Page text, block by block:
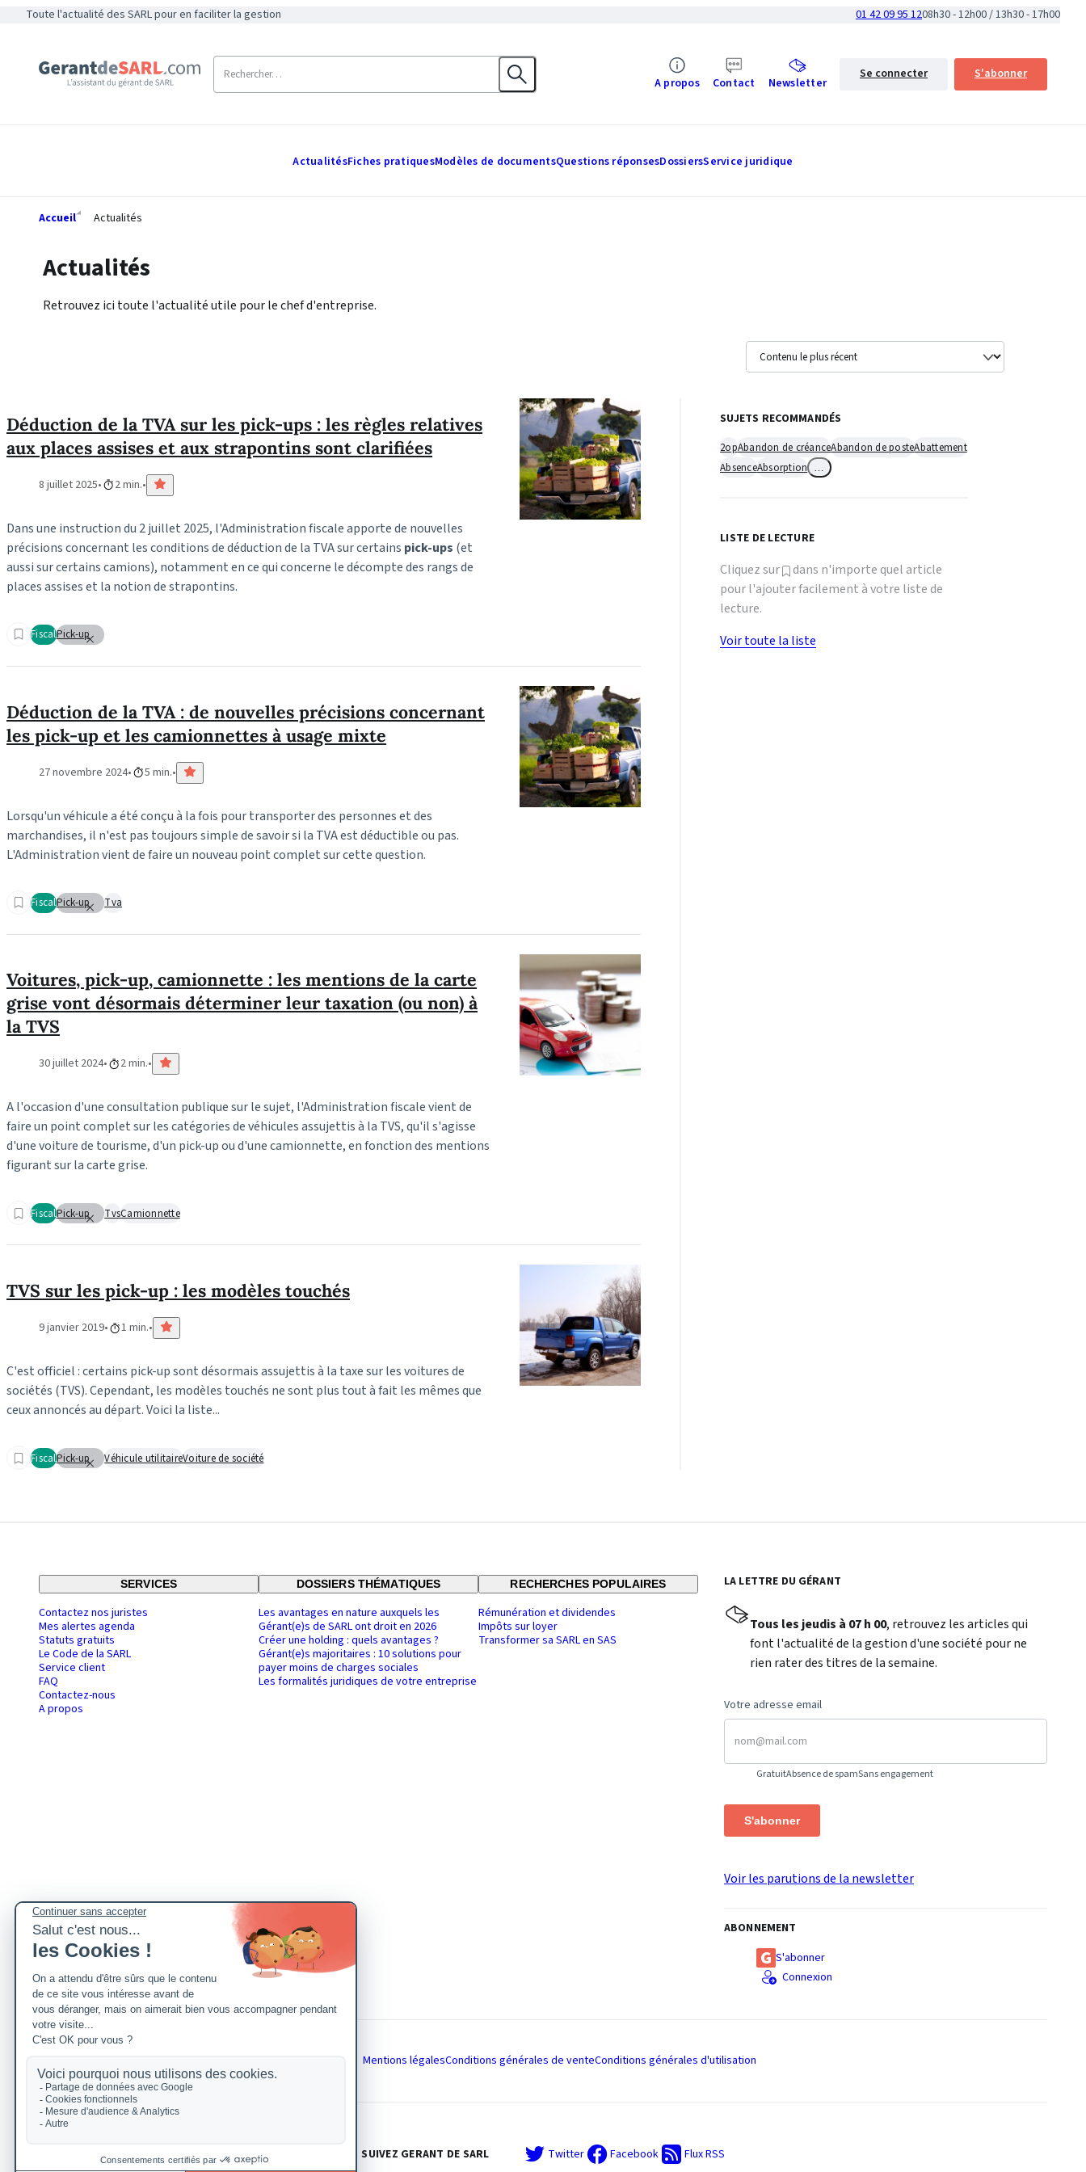
Toute l'actualité des SARL pour en faciliter la gestion 01 42 09 95 1208h30 - 12h00 / 13h30 - 17h00
A propos Contact Newsletter
Se connecter S'abonner
ActualitésFiches pratiquesModèles de documentsQuestions réponsesDossiersService juridique
Accueil Actualités
Actualités
Retrouvez ici toute l'actualité utile pour le chef d'entreprise.
Déduction de la TVA sur les pick-ups : les règles relatives
aux places assises et aux strapontins sont clarifiées
8 juillet 2025 2 min.
Dans une instruction du 2 juillet 2025, l'Administration fiscale apporte de nouvelles
précisions concernant les conditions de déduction de la TVA sur certains pick-ups (et
aussi sur certains camions), notamment en ce qui concerne le décompte des rangs de
places assises et la notion de strapontins.
FiscalPick-up
Déduction de la TVA : de nouvelles précisions concernant
les pick-up et les camionnettes à usage mixte
27 novembre 2024 5 min.
Lorsqu'un véhicule a été conçu à la fois pour transporter des personnes et des
marchandises, il n'est pas toujours simple de savoir si la TVA est déductible ou pas.
L'Administration vient de faire un nouveau point complet sur cette question.
FiscalPick-up Tva
Voitures, pick-up, camionnette : les mentions de la carte
grise vont désormais déterminer leur taxation (ou non) à
la TVS
30 juillet 2024 2 min.
A l'occasion d'une consultation publique sur le sujet, l'Administration fiscale vient de
faire un point complet sur les catégories de véhicules assujettis à la TVS, qu'il s'agisse
d'une voiture de tourisme, d'un pick-up ou d'une camionnette, en fonction des mentions
figurant sur la carte grise.
FiscalPick-up TvsCamionnette
TVS sur les pick-up : les modèles touchés
9 janvier 2019 1 min.
C'est officiel : certains pick-up sont désormais assujettis à la taxe sur les voitures de
sociétés (TVS). Cependant, les modèles touchés ne sont plus tout à fait les mêmes que
ceux annoncés au départ. Voici la liste...
FiscalPick-up Véhicule utilitaireVoiture de société
SUJETS RECOMMANDÉS
2opAbandon de créanceAbandon de posteAbattement
AbsenceAbsorption
LISTE DE LECTURE
Cliquez sur
dans n'importe quel article
pour l'ajouter facilement à votre liste de
lecture.
Voir toute la liste
SERVICES
Contactez nos juristes
Mes alertes agenda
Statuts gratuits
Le Code de la SARL
Service client
FAQ
Contactez-nous
A propos
DOSSIERS THÉMATIQUES
Les avantages en nature auxquels les
Gérant(e)s de SARL ont droit en 2026
Créer une holding : quels avantages ?
Gérant(e)s majoritaires : 10 solutions pour
payer moins de charges sociales
Les formalités juridiques de votre entreprise
RECHERCHES POPULAIRES
Rémunération et dividendes
Impôts sur loyer
Transformer sa SARL en SAS
LA LETTRE DU GÉRANT
Tous les jeudis à 07 h 00, retrouvez les articles qui
font l'actualité de la gestion d'une société pour ne
rien rater des titres de la semaine.
Votre adresse email
GratuitAbsence de spamSans engagement
S'abonner
Voir les parutions de la newsletter
ABONNEMENT
S'abonner
Connexion
Mentions légalesConditions générales de venteConditions générales d'utilisation
SUIVEZ GERANT DE SARL Twitter Facebook Flux RSS